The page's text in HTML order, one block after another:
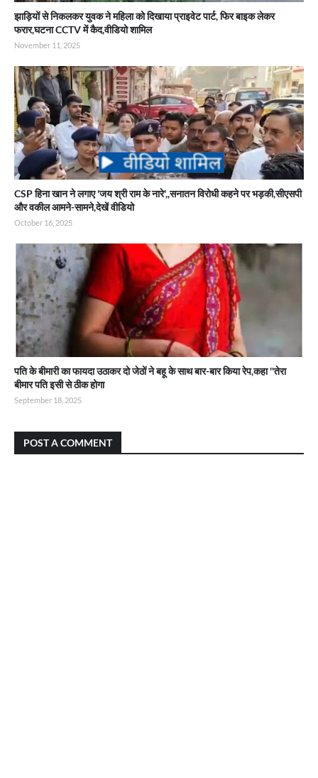
झाड़ियों से निकलकर युवक ने महिला को दिखाया प्राइवेट पार्ट, फिर बाइक लेकर
फरार,घटना CCTV में कैद,वीडियो शामिल
November 11, 2025
CSP हिना खान ने लगाए 'जय श्री राम के नारे',,सनातन विरोधी कहने पर भड़की,सीएसपी
और वकील आमने-सामने,देखें वीडियो
October 16, 2025
पति के बीमारी का फायदा उठाकर दो जेठों ने बहू के साथ बार-बार किया रेप,कहा ''तेरा
बीमार पति इसी से ठीक होगा
September 18, 2025
POST A COMMENT